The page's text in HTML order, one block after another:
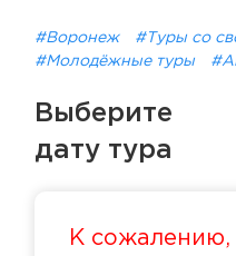
#Воронеж
#Туры со
#Молодёжные туры
Выберите
дату тура
К сожалению,